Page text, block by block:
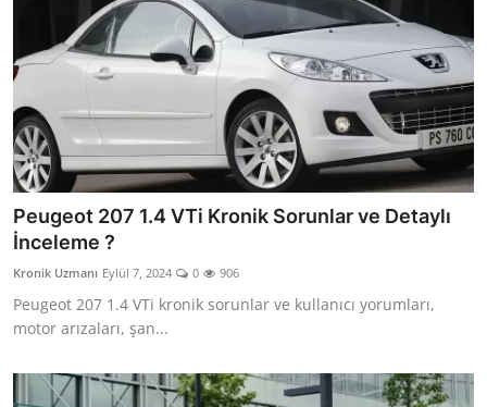
Trafik & Cezalar
Sigorta & Kasko
Vergi & ÖTV & MTV
Muayene & Ruhsat
Sorgulamalar
İkinci El & Alım-Satım
Bakım & Arıza Çözümleri
Elektrikli & Hibrit
Peugeot 207 1.4 VTi Kronik Sorunlar ve Detaylı
İnceleme ?
Kronik Uzmanı Eylül 7, 2024 0 906
Peugeot 207 1.4 VTi kronik sorunlar ve kullanıcı yorumları,
motor arızaları, şan...